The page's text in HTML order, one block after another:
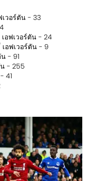
วอร์ตัน - 33
อฟเวอร์ตัน - 24
อฟเวอร์ตัน - 9
- 91
น - 255
41